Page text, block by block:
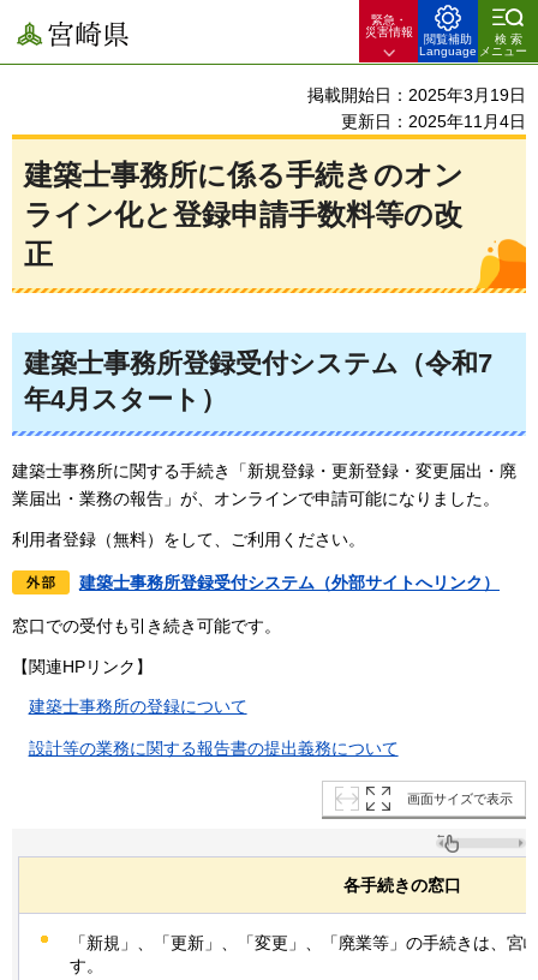
宮崎県
緊急・
災害情報
閲覧補助
Language
検索
メニュー
掲載開始日：2025年3月19日
更新日：2025年11月4日
建築士事務所に係る手続きのオン
ライン化と登録申請手数料等の改
正
建築士事務所登録受付システム（令和7
年4月スタート）
建築士事務所に関する手続き「新規登録・更新登録・変更届出・廃
業届出・業務の報告」が、オンラインで申請可能になりました。
利用者登録（無料）をして、ご利用ください。
建築士事務所登録受付システム（外部サイトへリンク）
窓口での受付も引き続き可能です。
【関連HPリンク】
建築士事務所の登録について
設計等の業務に関する報告書の提出義務について
画面サイズで表示
各手続きの窓口
「新規」、「更新」、「変更」、「廃業等」の手続きは、宮
す。